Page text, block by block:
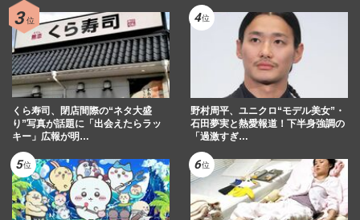
くら寿司、閉店間際の“ネタ大盛
り”写真が話題に「出会えたらラッ
キー」広報が明…
野村周平、ユニクロ“モデル美女”・
石田夢実と熱愛報道！下半身強調の
「過激すぎ…